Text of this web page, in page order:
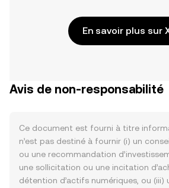
En savoir plus sur
Avis de non-responsabilité
Ce document est fourni à titre
n’est pas destiné à fournir (i) un
ou une recommandation
une sollicitation ou une incitation
détention d’actifs numériques, ou (iii)